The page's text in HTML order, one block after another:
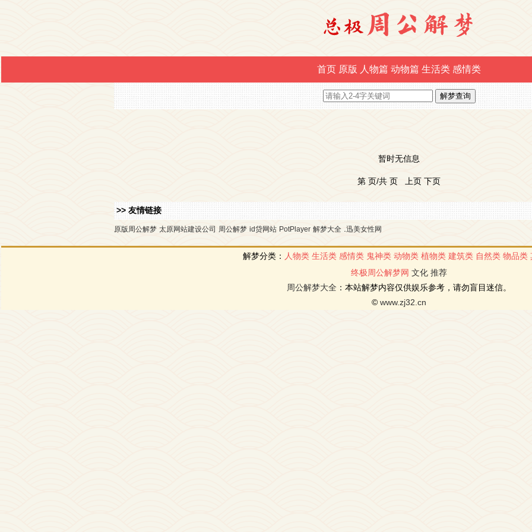
首页 原版 人物篇 动物篇 生活类 感情类
暂时无信息
第 页/共 页 上页 下页
>> 友情链接
原版周公解梦 太原网站建设公司 周公解梦 id贷网站 PotPlayer 解梦大全 迅美女性网
解梦分类： 人物类 生活类 感情类 鬼神类 动物类 植物类 建筑类 自然类 物品类
终极周公解梦网 文化 推荐
周公解梦大全 ：本站解梦内容仅供娱乐参考，请勿盲目迷信。
© www.zj32.cn